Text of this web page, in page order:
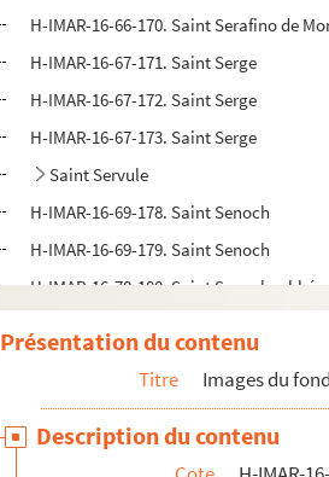
H-IMAR-16-66-170. Saint Serafino de
H-IMAR-16-67-171. Saint Serge
H-IMAR-16-67-172. Saint Serge
H-IMAR-16-67-173. Saint Serge
Saint Servule
H-IMAR-16-69-178. Saint Senoch
H-IMAR-16-69-179. Saint Senoch
H-IMAR-16-70-180. Saint Senoch, abbé
H-IMAR-16-73-184. Marie-Dominique-
Présentation du contenu
Titre Images du
Description du contenu